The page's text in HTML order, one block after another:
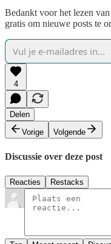
Bedankt voor het lezen
gratis om nieuwe posts te
4
Delen
Vorige
Volgende
Discussie over deze post
Reacties Restacks